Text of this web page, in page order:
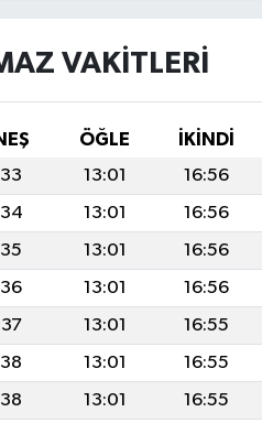
VAKITLERI
ÖĞLE İKINDI
13:01 16:56
13:01 16:56
13:01 16:56
13:01 16:56
13:01 16:55
13:01 16:55
13:01 16:55